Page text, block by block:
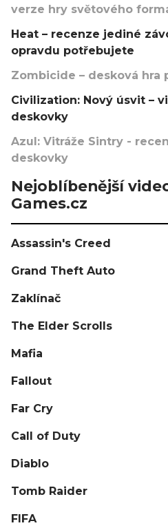
verze hry světového
Heat – recenze jediné
opravdu potřebujete
Zombicide – desková hra
Civilization: Nový úsvit –
deskovky
Azul: Vitráže Sintry -
deskovky
Nejoblíbenější
Games.cz
Assassin's Creed
Grand Theft Auto
Zaklínač
The Elder Scrolls
Mafia
Fallout
Far Cry
Call of Duty
Diablo
Tomb Raider
FIFA